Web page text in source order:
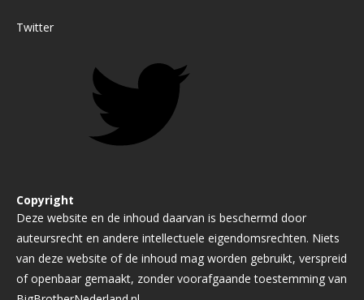
Twitter
Copyright
Deze website en de inhoud daarvan is beschermd door
auteursrecht en andere intellectuele eigendomsrechten. Niets
van deze website of de inhoud mag worden gebruikt, verspreid
of openbaar gemaakt, zonder voorafgaande toestemming van